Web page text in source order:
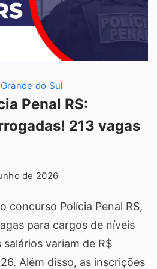
do Sul
Penal RS:
213 vagas
de 2026
concurso Polícia Penal RS,
para cargos de níveis
variam de R$
Além disso, as inscrições